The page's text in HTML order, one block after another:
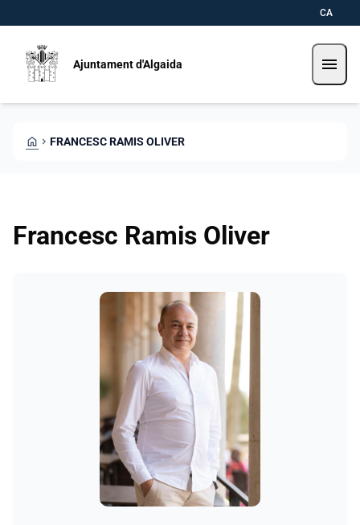
CA
Ajuntament d'Algaida menu
HOME CHEVRON_RIGHT FRANCESC RAMIS OLIVER
Francesc Ramis Oliver